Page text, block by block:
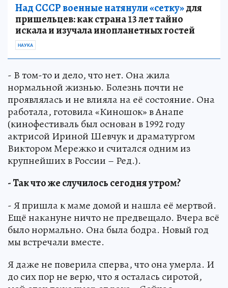
Над СССР военные натянули «сетку»для
пришельцев: как страна 13 лет тайно
искала и изучала инопланетных гостей
НАУКА
- В том-то и дело, что нет. Она жила
нормальной жизнью. Болезнь почти не
проявлялась и не влияла на её состояние. Она
работала, готовила «Киношок» в Анапе
(кинофестиваль был основан в 1992 году
актрисой Ириной Шевчук и драматургом
Виктором Мережко и считался одним из
крупнейших в России – Ред.).
- Так что же случилось сегодня утром?
- Я пришла к маме домой и нашла её мертвой.
Ещё накануне ничто не предвещало. Вчера всё
было нормально. Она была бодра. Новый год
мы встречали вместе.
Я даже не поверила сперва, что она умерла. И
до сих пор не верю, что я осталась сиротой,